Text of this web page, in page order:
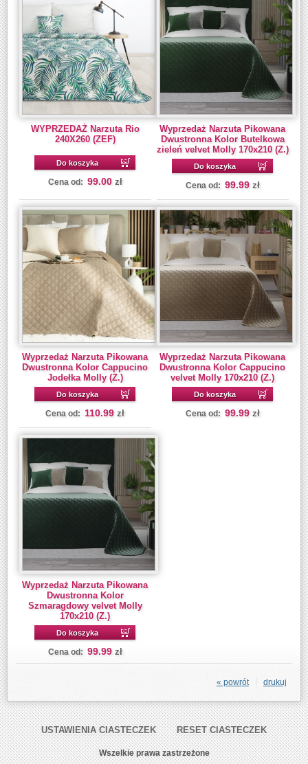
WYPRZEDAŻ Narzuta Rio
240X260 (ZEF)
Do koszyka
Cena od: 99.00 zł
Wyprzedaż Narzuta Pikowana
Dwustronna Kolor Butelkowa
zieleń velvet Molly 170x210 (Z.)
Do koszyka
Cena od: 99.99 zł
Wyprzedaż Narzuta Pikowana
Dwustronna Kolor Cappucino
Jodełka Molly (Z.)
Do koszyka
Cena od: 110.99 zł
Wyprzedaż Narzuta Pikowana
Dwustronna Kolor Cappucino
velvet Molly 170x210 (Z.)
Do koszyka
Cena od: 99.99 zł
Wyprzedaż Narzuta Pikowana
Dwustronna Kolor
Szmaragdowy velvet Molly
170x210 (Z.)
Do koszyka
Cena od: 99.99 zł
drukuj
« powrót
USTAWIENIA CIASTECZEK RESET CIASTECZEK
Wszelkie prawa zastrzeżone